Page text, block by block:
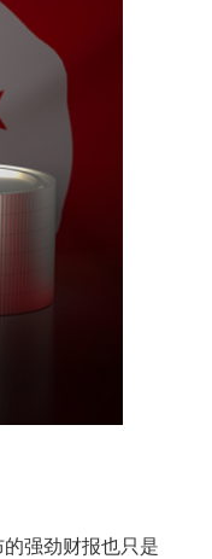
强劲财报也只是